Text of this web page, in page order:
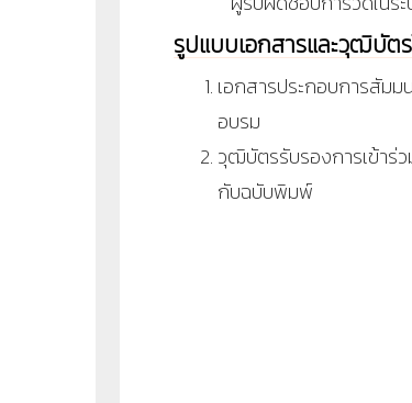
รูปแบบเอกสารและวุฒิบัต
เอกสารประกอบการสัมม
อบรม
วุฒิบัตรรับรองการเข้าร่
กับฉบับพิมพ์